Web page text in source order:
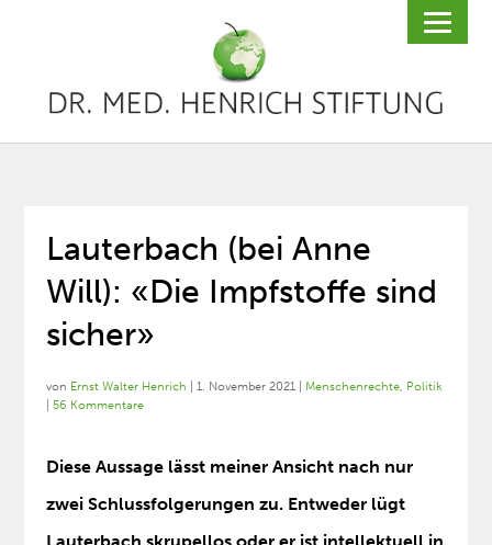
Lauterbach (bei Anne
Will): «Die Impfstoffe sind
sicher»
von Ernst Walter Henrich |1. November 2021 Menschenrechte, Politik
|56 Kommentare
Diese Aussage lässt meiner Ansicht nach nur
zwei Schlussfolgerungen zu. Entweder lügt